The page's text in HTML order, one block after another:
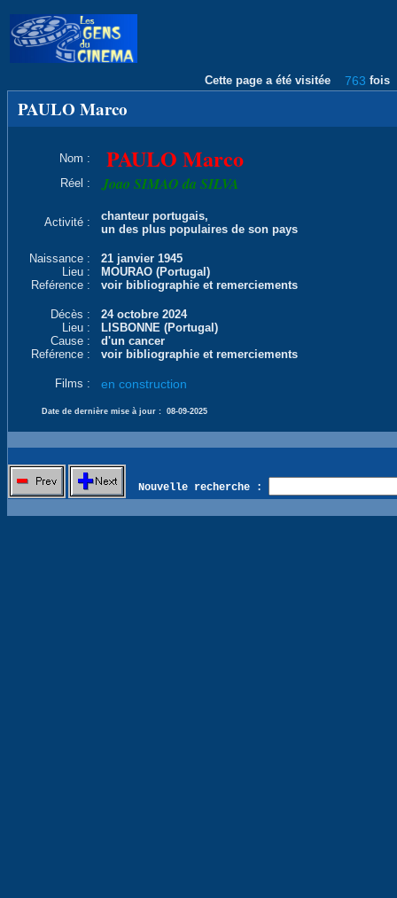
Cette page a été visitée 763 fois
PAULO Marco
Nom : PAULO Marco
Réel : Joao SIMAO da SILVA
Activité :
chanteur portugais,
un des plus populaires de son pays
Naissance :
21 janvier 1945
Lieu :
MOURAO (Portugal)
Reférence :
voir bibliographie et remerciements
Décès :
24 octobre 2024
Lieu :
LISBONNE (Portugal)
Cause :
d'un cancer
Reférence :
voir bibliographie et remerciements
Films : en construction
Date de dernière mise à jour : 08-09-2025
Nouvelle recherche :